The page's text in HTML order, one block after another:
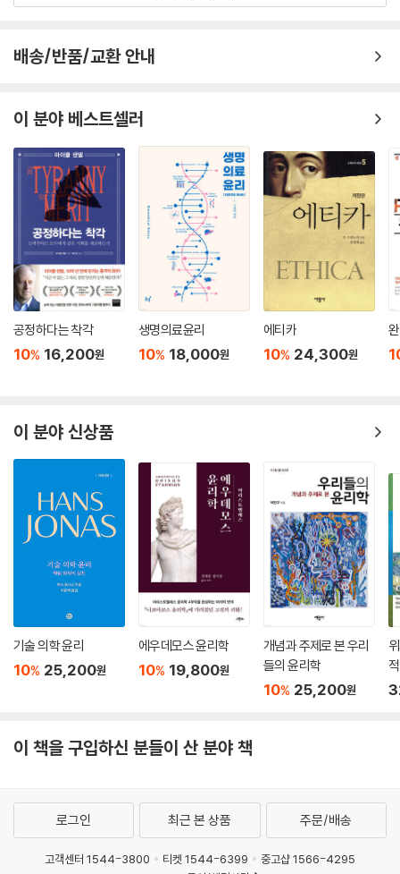
배송/반품/교환 안내
이 분야 베스트셀러
공정하다는 착각
10% 16,200원
생명의료윤리
10% 18,000원
에티카
10% 24,300원
이 분야 신상품
기술 의학 윤리
10% 25,200원
에우데모스 윤리학
10% 19,800원
개념과 주제로 본 우리
들의 윤리학
10% 25,200원
이 책을 구입하신 분들이 산 분야 책
로그인 최근 본 상품 주문/배송
고객센터 1544-3800 티켓 1544-6399
중고샵 1566-4295